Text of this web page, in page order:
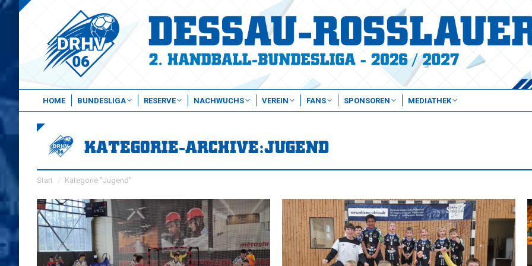
HOME BUNDESLIGA RESERVE NACHWUCHS VEREIN FANS SPONSOREN MEDIATHEK
KATEGORIE-ARCHIVE:JUGEND
Sie befinden sich hier:
Start Kategorie "Jugend"